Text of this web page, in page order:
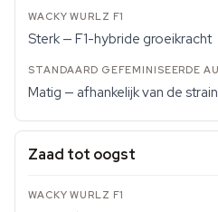
Sterk — F1-hybride groeikracht
Matig — afhankelijk van de strain
Zaad tot oogst